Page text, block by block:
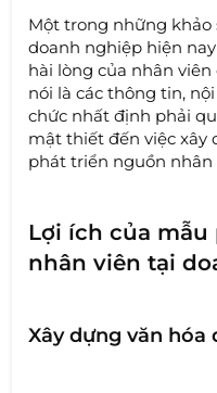
Một trong những khảo
doanh nghiệp hiện
hài lòng của nhân
nói là các thông tin,
chức nhất định phải
mật thiết đến việc xây
phát triển nguồn nhân
Lợi ích của mẫu
nhân viên tại
Xây dựng văn hóa